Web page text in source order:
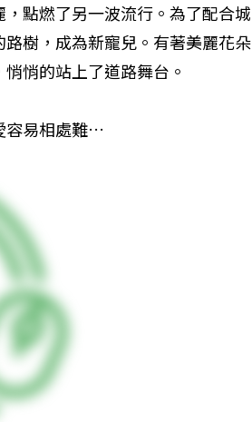
點燃了另一波流行。為了配合城
樹，成為新寵兒。有著美麗花朵
悄的站上了道路舞台。
容易相處難…